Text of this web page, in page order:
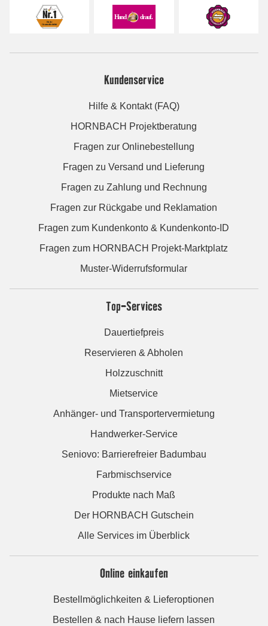
Kundenservice
Hilfe & Kontakt (FAQ)
HORNBACH Projektberatung
Fragen zur Onlinebestellung
Fragen zu Versand und Lieferung
Fragen zu Zahlung und Rechnung
Fragen zur Rückgabe und Reklamation
Fragen zum Kundenkonto & Kundenkonto-ID
Fragen zum HORNBACH Projekt-Marktplatz
Muster-Widerrufsformular
Top-Services
Dauertiefpreis
Reservieren & Abholen
Holzzuschnitt
Mietservice
Anhänger- und Transportervermietung
Handwerker-Service
Seniovo: Barrierefreier Badumbau
Farbmischservice
Produkte nach Maß
Der HORNBACH Gutschein
Alle Services im Überblick
Online einkaufen
Bestellmöglichkeiten & Lieferoptionen
Bestellen & nach Hause liefern lassen